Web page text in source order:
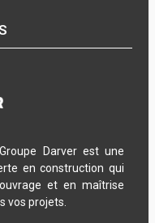
Darver est une
en construction qui
et en maîtrise
vos projets.